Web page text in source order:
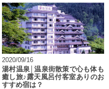
2020/09/16
湯村温泉│温泉街散策で心も体も
癒し旅♪露天風呂付客室ありのお
すすめ宿は？